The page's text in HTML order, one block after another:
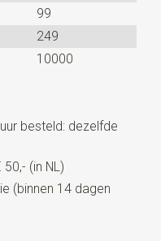
99
249
10000
besteld: dezelfde
(in NL)
(binnen 14 dagen